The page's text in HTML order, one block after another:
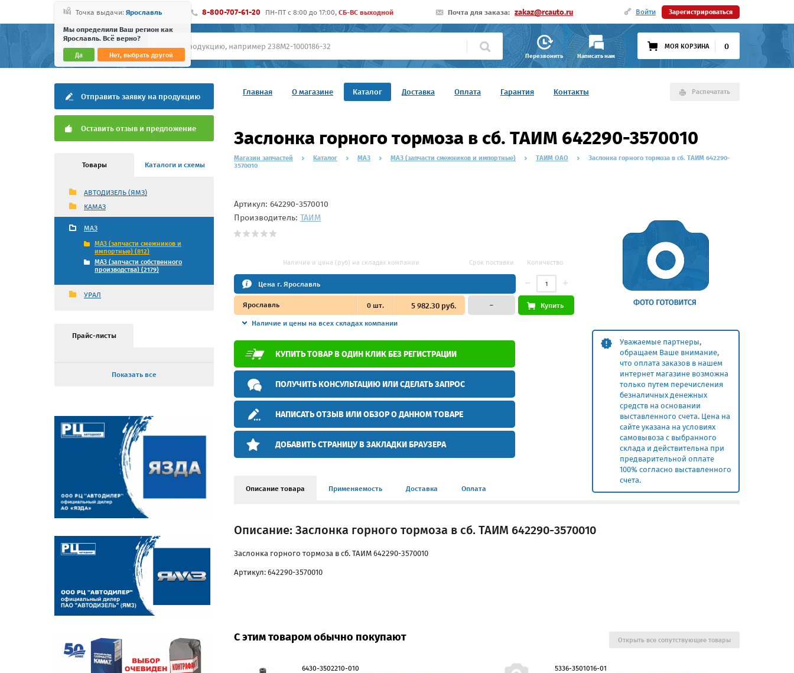
Точка выдачи: Ярославль
Мы определили Ваш регион как
Ярославль. Всё верно?
Да Нет, выбрать другой
8-800-707-61-20 ПН-ПТ c 8:00 до 17:00, СБ-ВС выходной Почта для заказа: zakaz@rcauto.ru Войти Зарегистрироваться
Перезвонить Написать нам
МОЯ КОРЗИНА 0
Главная О магазине Каталог Доставка Оплата Гарантия Контакты Распечатать
Отправить заявку на продукцию
Оставить отзыв и предложение
Товары Каталоги и схемы
АВТОДИЗЕЛЬ (ЯМЗ)
КАМАЗ
МАЗ
МАЗ (запчасти смежников и
импортные) (812)
МАЗ (запчасти собственного
производства) (2179)
УРАЛ
Прайс-листы
Показать все
Заслонка горного тормоза в сб. ТАИМ 642290-3570010
Магазин запчастей Каталог МАЗ МАЗ (запчасти смежников и импортные) ТАИМ ОАО
Заслонка горного тормоза в сб. ТАИМ 642290-
3570010
Уважаемые партнеры,
обращаем Ваше внимание,
что оплата заказов в нашем
интернет магазине возможна
только путем перечисления
безналичных денежных
средств на основании
выставленного счета. Цена на
сайте указана на условиях
самовывоза с выбранного
склада и действительна при
предварительной оплате
100% согласно выставленного
счета.
Артикул: 642290-3570010
Производитель: ТАИМ
Наличие и цена (руб) на складах компании Срок поставки Количество
Цена г. Ярославль
Ярославль 0шт. 5 982.30 руб.
Наличие и цены на всех складах компании
– Купить
КУПИТЬ ТОВАР В ОДИН КЛИК БЕЗ РЕГИСТРАЦИИ
ПОЛУЧИТЬ КОНСУЛЬТАЦИЮ ИЛИ СДЕЛАТЬ ЗАПРОС
НАПИСАТЬ ОТЗЫВ ИЛИ ОБЗОР О ДАННОМ ТОВАРЕ
ДОБАВИТЬ СТРАНИЦУ В ЗАКЛАДКИ БРАУЗЕРА
Описание товара Применяемость Доставка Оплата
Описание: Заслонка горного тормоза в сб. ТАИМ 642290-3570010
Заслонка горного тормоза в сб. ТАИМ 642290-3570010
Артикул: 642290-3570010
С этим товаром обычно покупают
6430-3502210-010
5336-3501016-01
Открыть все сопутствующие товары